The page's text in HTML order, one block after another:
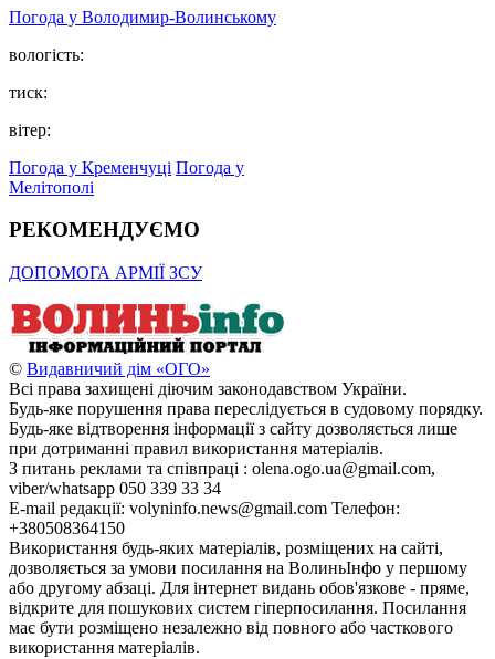
Погода у Володимир-Волинському
вологість:
тиск:
вітер:
Погода у Кременчуці Погода у
Мелітополі
РЕКОМЕНДУЄМО
ДОПОМОГА АРМІЇ ЗСУ
© Видавничий дім «ОГО»
Всі права захищені діючим законодавством України.
Будь-яке порушення права переслідується в судовому порядку.
Будь-яке відтворення інформації з сайту дозволяється лише
при дотриманні правил використання матеріалів.
З питань реклами та співпраці : olena.ogo.ua@gmail.com,
viber/whatsapp 050 339 33 34
E-mail редакції: volyninfo.news@gmail.com Телефон:
+380508364150
Використання будь-яких матеріалів, розміщених на сайті,
дозволяється за умови посилання на ВолиньІнфо у першому
або другому абзаці. Для інтернет видань обов'язкове - пряме,
відкрите для пошукових систем гіперпосилання. Посилання
має бути розміщено незалежно від повного або часткового
використання матеріалів.